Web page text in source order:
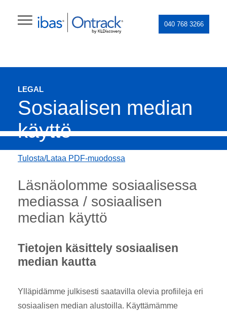
040 768 3266
LEGAL
Sosiaalisen median
käyttö
Tulosta/Lataa PDF-muodossa
Läsnäolomme sosiaalisessa
mediassa / sosiaalisen
median käyttö
Tietojen käsittely sosiaalisen
median kautta
Ylläpidämme julkisesti saatavilla olevia profiileja eri
sosiaalisen median alustoilla. Käyttämämme